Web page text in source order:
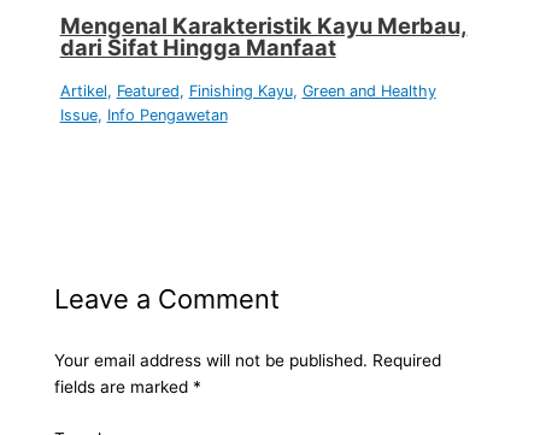
Mengenal Karakteristik Kayu Merbau,
dari Sifat Hingga Manfaat
Artikel, Featured, Finishing Kayu, Green and Healthy
Issue, Info Pengawetan
Leave a Comment
Your email address will not be published. Required
fields are marked *